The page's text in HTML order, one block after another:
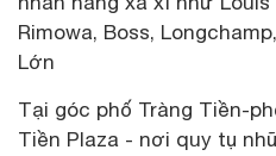
Rimowa, Boss,
Lớn
Tại góc phố Tràng Tiền-
Tiền Plaza - nơi quy tụ